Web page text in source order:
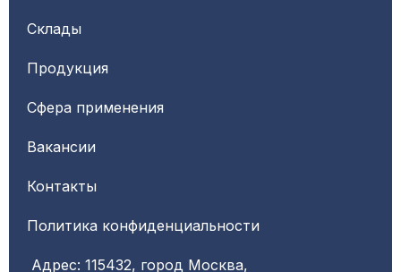
Склады
Продукция
Сфера применения
Вакансии
Контакты
Политика конфиденциальности
Адрес: 115432, город Москва,